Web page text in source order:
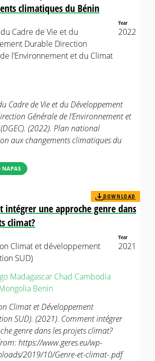
climatiques du Bénin
Cadre de Vie et du
Durable Direction
l’Environnement et du Climat
Year
2022
Cadre de Vie et du Développement
Générale de l’Environnement et
(2022). Plan national
aux changements climatiques du
NAPAS
intégrer une approche genre dans
climat?
DOWNLOAD
Climat et développement
SUD)
Year
2021
Madagascar Chad Cambodia
Benin
Climat et Développement
SUD). (2021). Comment intégrer
genre dans les projets climat?
https://www.geres.eu/wp-
2019/10/Genre-et-climat-.pdf